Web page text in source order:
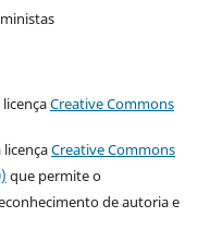
Creative Commons
Creative Commons
que permite o
de autoria e